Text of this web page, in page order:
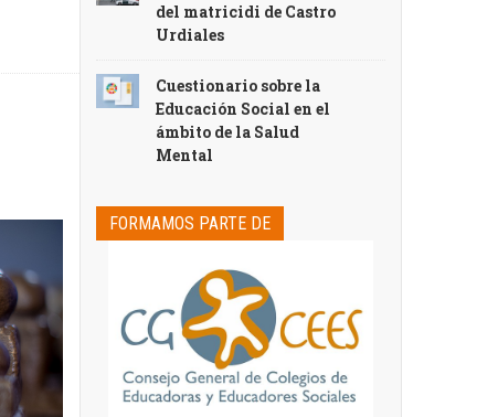
del matricidi de Castro
Urdiales
Cuestionario sobre la
Educación Social en el
ámbito de la Salud
Mental
FORMAMOS PARTE DE